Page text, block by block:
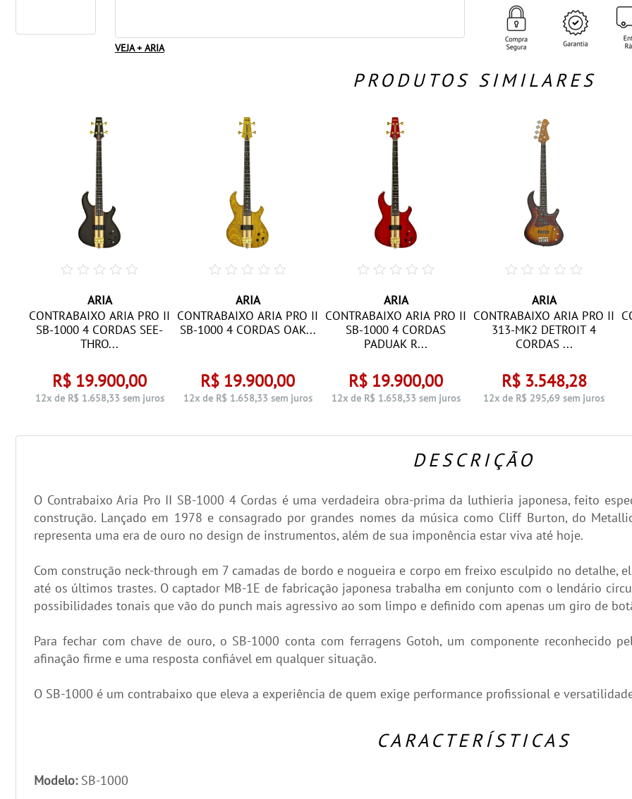
VEJA + ARIA
PRODUTOS SIMILARES
ARIA
CONTRABAIXO ARIA PRO II
SB-1000 4 CORDAS SEE-
THRO...
R$ 19.900,00
12x de R$ 1.658,33 sem juros
ARIA
CONTRABAIXO ARIA PRO II
SB-1000 4 CORDAS OAK...
R$ 19.900,00
12x de R$ 1.658,33 sem juros
ARIA
CONTRABAIXO ARIA PRO II
SB-1000 4 CORDAS
PADUAK R...
R$ 19.900,00
12x de R$ 1.658,33 sem juros
ARIA
CONTRABAIXO ARIA PRO II
313-MK2 DETROIT 4
CORDAS ...
R$ 3.548,28
12x de R$ 295,69 sem juros
DESCRIÇÃO
O Contrabaixo Aria Pro II SB-1000 4 Cordas é uma verdadeira obra-prima da luthieria japonesa, feito
construção. Lançado em 1978 e consagrado por grandes nomes da música como Cliff Burton, do
representa uma era de ouro no design de instrumentos, além de sua imponência estar viva até hoje.
Com construção neck-through em 7 camadas de bordo e nogueira e corpo em freixo esculpido no detalhe,
até os últimos trastes. O captador MB-1E de fabricação japonesa trabalha em conjunto com o lendário
possibilidades tonais que vão do punch mais agressivo ao som limpo e definido com apenas um giro de
Para fechar com chave de ouro, o SB-1000 conta com ferragens Gotoh, um componente reconhecido
afinação firme e uma resposta confiável em qualquer situação.
O SB-1000 é um contrabaixo que eleva a experiência de quem exige performance profissional e
CARACTERÍSTICAS
Modelo: SB-1000